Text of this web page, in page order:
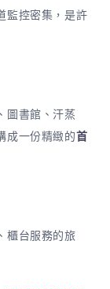
監控密集，是許
圖書館、汗蒸
成一份精緻的首
櫃台服務的旅